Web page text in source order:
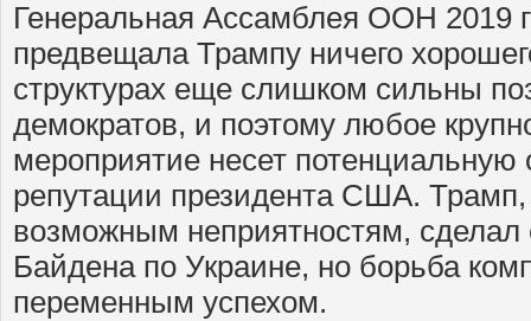
Генеральная Ассамблея ООН 2019
предвещала Трампу ничего
структурах еще слишком сильны
демократов, и поэтому любое
мероприятие несет потенциальную
репутации президента США. Трамп,
возможным неприятностям, сделал
Байдена по Украине, но борьба
переменным успехом.